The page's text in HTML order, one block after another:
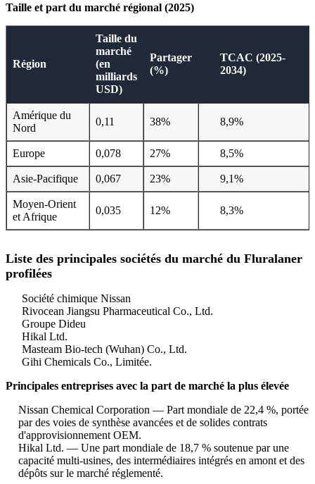
Taille et part du marché régional (2025)
Région
Taille du
marché
(en
milliards
USD)
Partager
(%)
TCAC (2025-
2034)
Amérique du
Nord
0,11 38% 8,9%
Europe 0,078 27% 8,5%
Asie-Pacifique 0,067 23% 9,1%
Moyen-Orient
et Afrique
0,035 12% 8,3%
Liste des principales sociétés du marché du Fluralaner
profilées
Société chimique Nissan
Rivocean Jiangsu Pharmaceutical Co., Ltd.
Groupe Dideu
Hikal Ltd.
Masteam Bio-tech (Wuhan) Co., Ltd.
Gihi Chemicals Co., Limitée.
Principales entreprises avec la part de marché la plus élevée
Nissan Chemical Corporation — Part mondiale de 22,4 %, portée
par des voies de synthèse avancées et de solides contrats
d'approvisionnement OEM.
Hikal Ltd. — Une part mondiale de 18,7 % soutenue par une
capacité multi-usines, des intermédiaires intégrés en amont et des
dépôts sur le marché réglementé.